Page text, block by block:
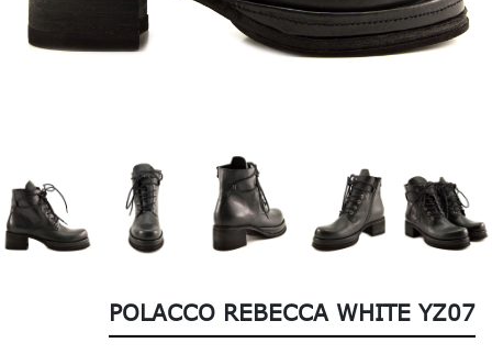
POLACCO REBECCA WHITE YZ07